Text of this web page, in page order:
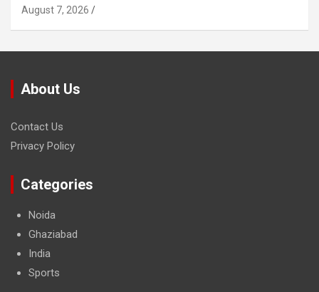
August 7, 2026
About Us
Contact Us
Privacy Policy
Categories
Noida
Ghaziabad
India
Sports